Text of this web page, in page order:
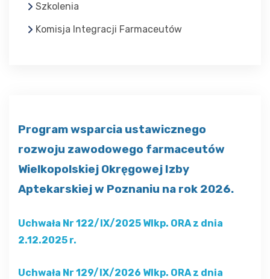
Szkolenia
Komisja Integracji Farmaceutów
Program wsparcia ustawicznego
rozwoju zawodowego farmaceutów
Wielkopolskiej Okręgowej Izby
Aptekarskiejw Poznaniu na rok 2026.
Uchwała Nr 122/IX/2025 Wlkp. ORA z dnia
2.12.2025 r.
Uchwała Nr 129/IX/2026 Wlkp. ORA z dnia